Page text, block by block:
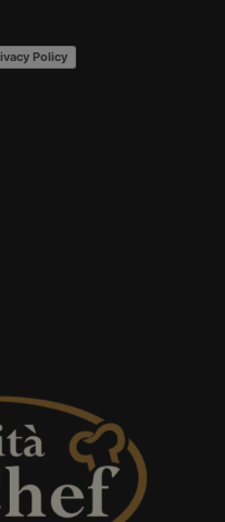
Policy